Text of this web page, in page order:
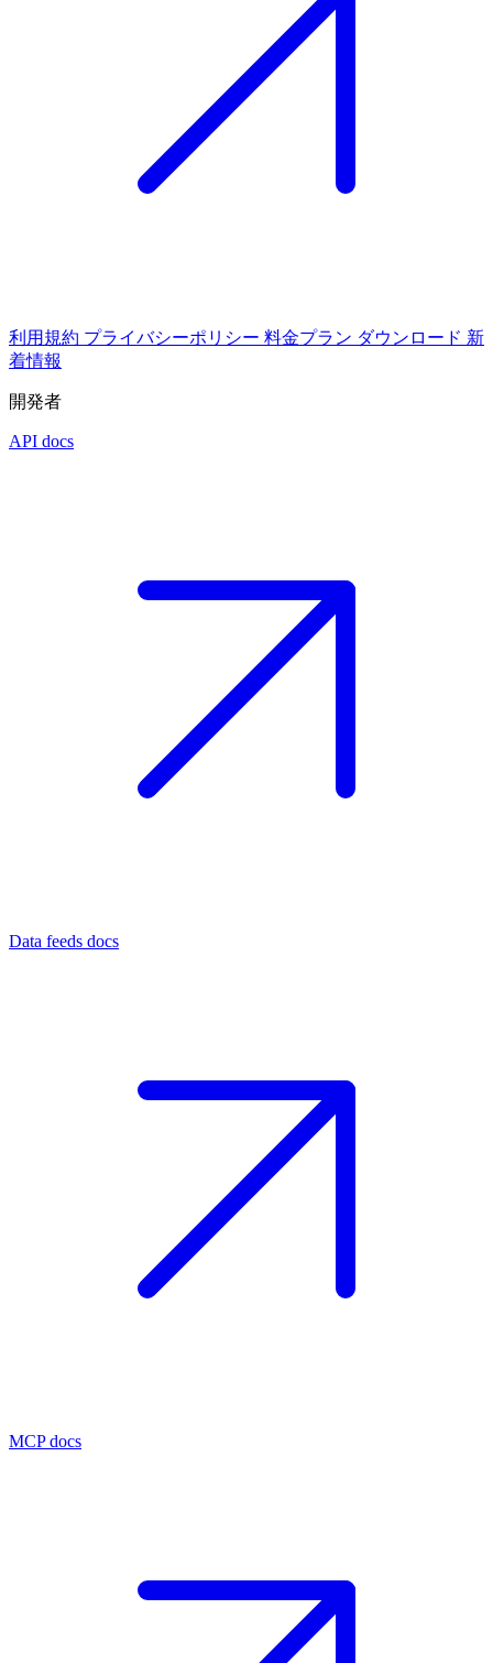
利用規約 プライバシーポリシー 料金プラン ダウンロード 新
着情報
開発者
API docs
Data feeds docs
MCP docs